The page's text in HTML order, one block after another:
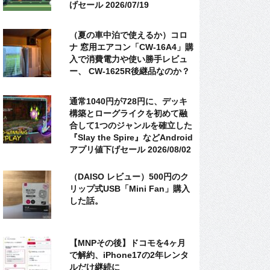
げセール 2026/07/19
（夏の車中泊で使えるか）コロ
ナ 窓用エアコン「CW-16A4」購
入で消費電力や使い勝手レビュ
ー、 CW-1625R後継品なのか？
通常1040円が728円に、デッキ
構築とローグライクを初めて融
合して1つのジャンルを確立した
『Slay the Spire』などAndroid
アプリ値下げセール 2026/08/02
（DAISO レビュー）500円のク
リップ式USB「Mini Fan」購入
した話。
【MNPその後】ドコモを4ヶ月
で解約、iPhone17の2年レンタ
ルだけ継続に